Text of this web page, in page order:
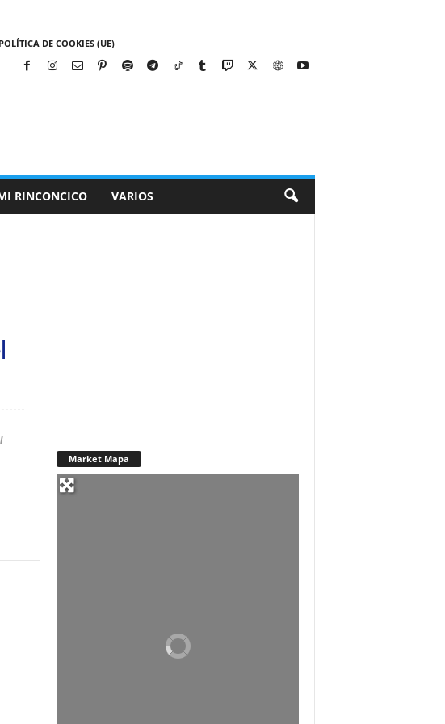
POLÍTICA DE COOKIES (UE)
RINCONCICO VARIOS
Market Mapa